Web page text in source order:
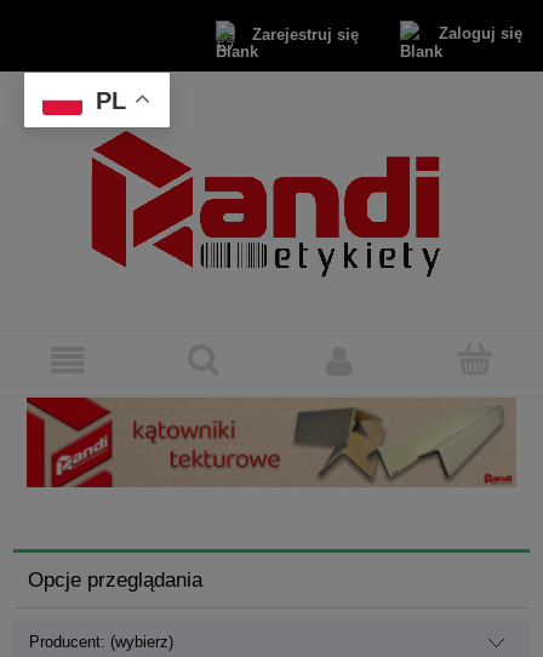
Zarejestruj się Zaloguj się
Opcje przeglądania
Producent: (wybierz)
PL